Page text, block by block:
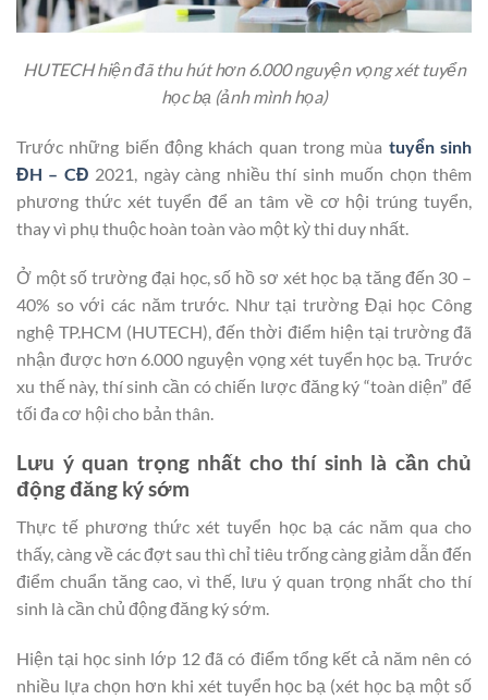
HUTECH hiện đã thu hút hơn 6.000 nguyện vọng xét tuyển
học bạ (ảnh mình họa)
Trước những biến động khách quan trong mùa tuyển sinh
ĐH – CĐ 2021, ngày càng nhiều thí sinh muốn chọn thêm
phương thức xét tuyển để an tâm về cơ hội trúng tuyển,
thay vì phụ thuộc hoàn toàn vào một kỳ thi duy nhất.
Ở một số trường đại học, số hồ sơ xét học bạ tăng đến 30 –
40% so với các năm trước. Như tại trường Đại học Công
nghệ TP.HCM (HUTECH), đến thời điểm hiện tại trường đã
nhận được hơn 6.000 nguyện vọng xét tuyển học bạ. Trước
xu thế này, thí sinh cần có chiến lược đăng ký “toàn diện” để
tối đa cơ hội cho bản thân.
Lưu ý quan trọng nhất cho thí sinh là cần chủ
động đăng ký sớm
Thực tế phương thức xét tuyển học bạ các năm qua cho
thấy, càng về các đợt sau thì chỉ tiêu trống càng giảm dẫn đến
điểm chuẩn tăng cao, vì thế, lưu ý quan trọng nhất cho thí
sinh là cần chủ động đăng ký sớm.
Hiện tại học sinh lớp 12 đã có điểm tổng kết cả năm nên có
nhiều lựa chọn hơn khi xét tuyển học bạ (xét học bạ một số